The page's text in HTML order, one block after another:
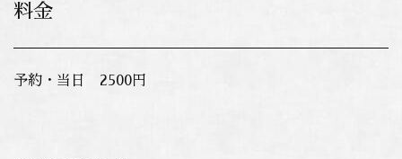
料金
予約・当日 2500円